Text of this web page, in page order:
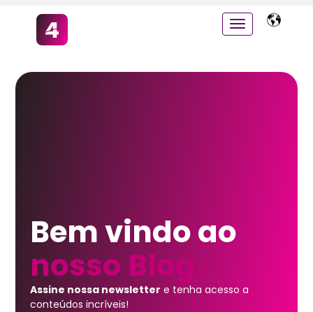
Bem vindo ao
nosso Blog.
Assine nossa newsletter e tenha acesso a
conteúdos incríveis!